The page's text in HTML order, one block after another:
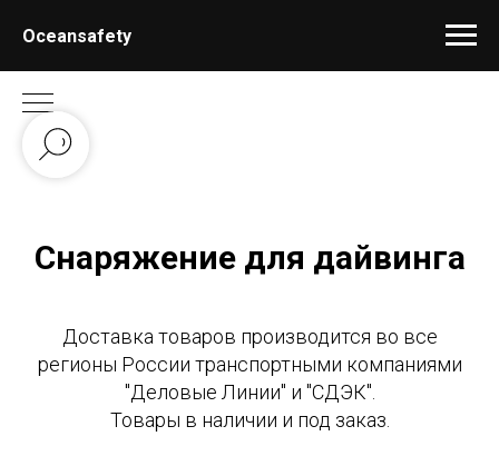
Oceansafety
Снаряжение для дайвинга
Доставка товаров производится во все
регионы России транспортными компаниями
"Деловые Линии" и "СДЭК".
Товары в наличии и под заказ.